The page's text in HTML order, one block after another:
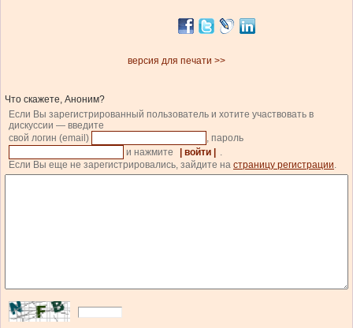
версия для печати >>
Что скажете, Аноним?
Если Вы зарегистрированный пользователь и хотите участвовать в
дискуссии — введите
свой логин (email)
, пароль
и нажмите
| войти |
.
Если Вы еще не зарегистрировались, зайдите на страницу регистрации.